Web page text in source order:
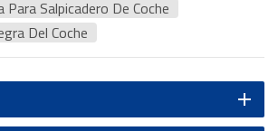
Claridad ：La nitidez de la lente de la
afecta directamente la calidad del vídeo
DVR para automóviles de alta calidad
imagen clara, haciendo que las
de tráfico y otros detalles importantes
en el vídeo, lo cual es esencial para el
Para Salpicadero De Coche
Del Coche